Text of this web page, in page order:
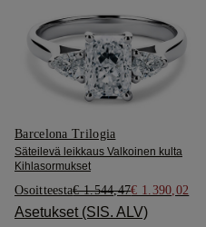
Barcelona Trilogia
Säteilevä leikkaus Valkoinen kulta
Kihlasormukset
Osoitteesta€ 1.544,47€ 1.390,02
Asetukset (SIS. ALV)